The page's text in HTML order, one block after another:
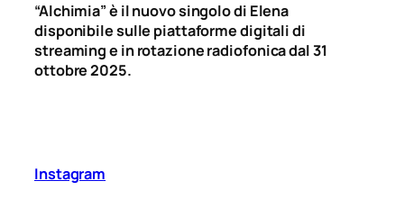
“Alchimia” è il nuovo singolo di Elena
disponibile sulle piattaforme digitali di
streaming e in rotazione radiofonica dal 31
ottobre 2025.
Instagram